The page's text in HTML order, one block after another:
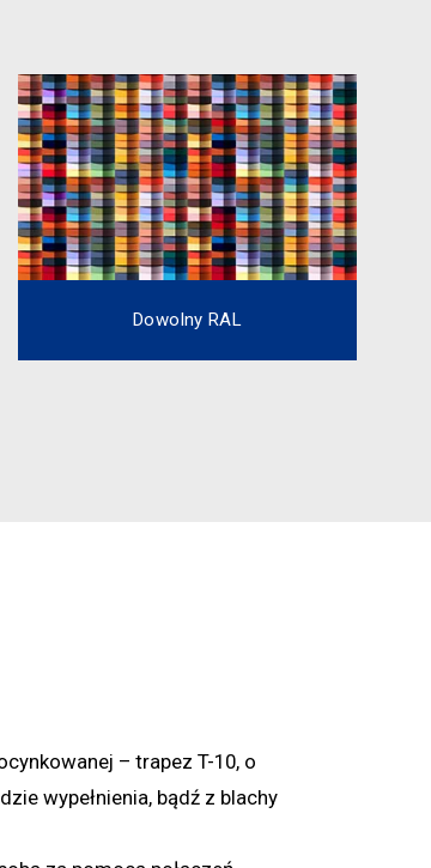
Dowolny RAL
– trapez T-10, o
wypełnienia, bądź z blachy